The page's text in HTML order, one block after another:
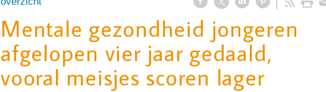
Mentale gezondheid jongeren
afgelopen vier jaar gedaald,
vooral meisjes scoren lager